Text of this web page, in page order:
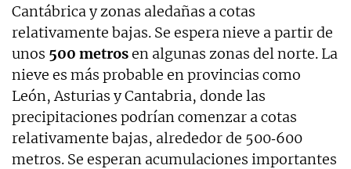
Cantábrica y zonas aledañas a cotas
relativamente bajas. Se espera nieve a partir de
unos 500 metrosen algunas zonas del norte. La
nieve es más probable en provincias como
León, Asturias y Cantabria, donde las
precipitaciones podrían comenzar a cotas
relativamente bajas, alrededor de 500‑600
metros. Se esperan acumulaciones importantes